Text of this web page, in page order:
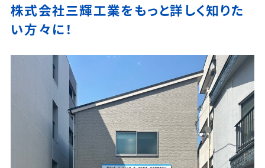
株式会社三輝工業をもっと詳しく知りた
い方々に！